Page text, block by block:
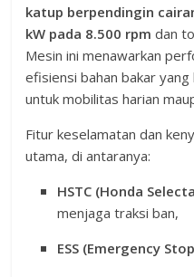
katup berpendingin
kW pada 8.500 rpm dan
Mesin ini menawarkan
efisiensi bahan bakar
untuk mobilitas harian
Fitur keselamatan dan
utama, di antaranya:
HSTC (Honda
menjaga traksi ban,
ESS (Emergency